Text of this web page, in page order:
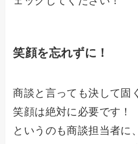
笑顔を忘れずに！
商談と言っても決して固
笑顔は絶対に必要です！
というのも商談担当者に